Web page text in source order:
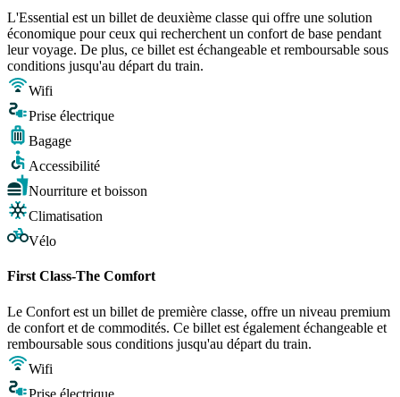
L'Essential est un billet de deuxième classe qui offre une solution
économique pour ceux qui recherchent un confort de base pendant
leur voyage. De plus, ce billet est échangeable et remboursable sous
conditions jusqu'au départ du train.
Wifi
Prise électrique
Bagage
Accessibilité
Nourriture et boisson
Climatisation
Vélo
First Class-The Comfort
Le Confort est un billet de première classe, offre un niveau premium
de confort et de commodités. Ce billet est également échangeable et
remboursable sous conditions jusqu'au départ du train.
Wifi
Prise électrique